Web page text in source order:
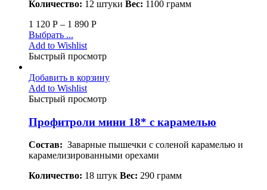
Количество: 12 штуки Вес: 1100 грамм
1 120 Р – 1 890 Р
Выбрать ...
Add to Wishlist
Быстрый просмотр
Добавить в корзину
Add to Wishlist
Быстрый просмотр
Профитроли мини 18* с карамелью
Состав: Заварные пышечки с соленой карамелью и
карамелизированными орехами
Количество: 18 штук Вес: 290 грамм